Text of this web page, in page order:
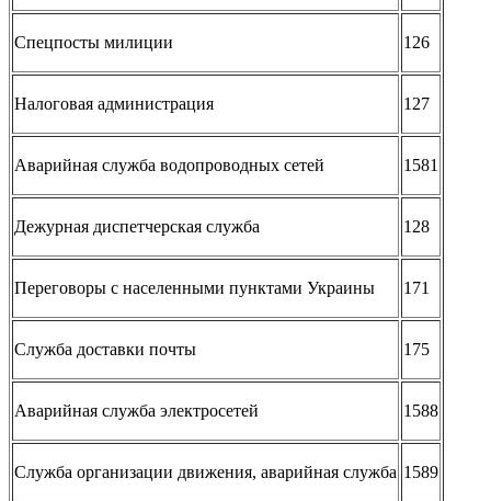
Спецпосты милиции 126
Налоговая администрация 127
Аварийная служба водопроводных сетей 1581
Дежурная диспетчерская служба 128
Переговоры с населенными пунктами Украины 171
Служба доставки почты 175
Аварийная служба электросетей 1588
Служба организации движения, аварийная служба 1589